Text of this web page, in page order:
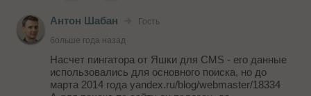
Антон Шабан
Гость
больше года назад
Насчет пингатора от Яшки для CMS - его данные
использовались для основного поиска, но до
марта 2014 года yandex.ru/blog/webmaster/18334